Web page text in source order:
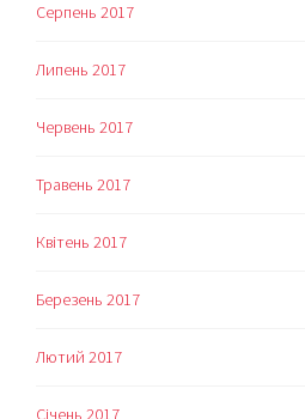
Серпень 2017
Липень 2017
Червень 2017
Травень 2017
Квітень 2017
Березень 2017
Лютий 2017
Січень 2017